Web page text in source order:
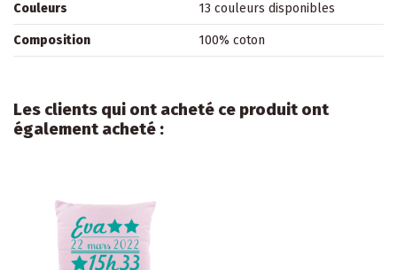
Couleurs 13 couleurs disponibles
Composition 100% coton
Les clients qui ont acheté ce produit ont
également acheté :